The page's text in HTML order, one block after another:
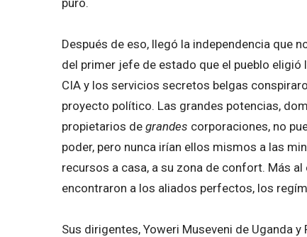
Después de eso, llegó la independencia que
del primer jefe de estado que el pueblo
CIA y los servicios secretos belgas
proyecto político. Las grandes potencias,
propietarios de grandes corporaciones, no
poder, pero nunca irían ellos mismos a las
recursos a casa, a su zona de confort. Más
encontraron a los aliados perfectos, los
Sus dirigentes, Yoweri Museveni de Uganda